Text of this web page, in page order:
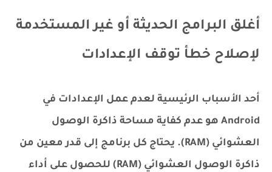
أغلق البرامج الحديثة أو غير المستخدمة
لإصلاح خطأ توقف الإعدادات
أحد الأسباب الرئيسية لعدم عمل الإعدادات في
Android هو عدم كفاية مساحة ذاكرة الوصول
العشوائي (RAM). يحتاج كل برنامج إلى قدر معين من
ذاكرة الوصول العشوائي (RAM) للحصول على أداء